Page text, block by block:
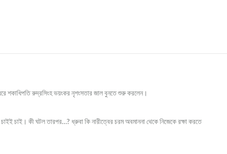
শকাধিপতি রুদ্রসিংহ ভয়ংকর নৃশংসতার জাল বুনতে শুরু করলেন।
চাই। কী ঘটল তারপর…? ধ্রুবা কি নারীত্বের চরম অবমাননা থেকে নিজেকে রক্ষা করতে